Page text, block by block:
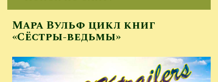
Мара Вульф цикл книг
«Сёстры-ведьмы»